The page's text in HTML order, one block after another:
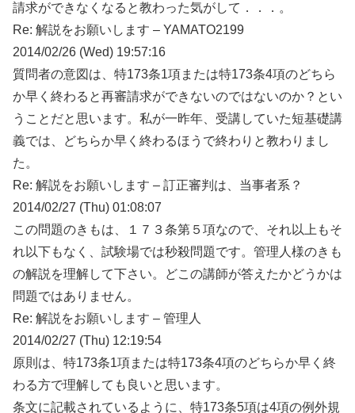
請求ができなくなると教わった気がして．．．。
Re: 解説をお願いします – YAMATO2199
2014/02/26 (Wed) 19:57:16
質問者の意図は、特173条1項または特173条4項のどちら
か早く終わると再審請求ができないのではないのか？とい
うことだと思います。私が一昨年、受講していた短基礎講
義では、どちらか早く終わるほうで終わりと教わりまし
た。
Re: 解説をお願いします – 訂正審判は、当事者系？
2014/02/27 (Thu) 01:08:07
この問題のきもは、１７３条第５項なので、それ以上もそ
れ以下もなく、試験場では秒殺問題です。管理人様のきも
の解説を理解して下さい。どこの講師が答えたかどうかは
問題ではありません。
Re: 解説をお願いします – 管理人
2014/02/27 (Thu) 12:19:54
原則は、特173条1項または特173条4項のどちらか早く終
わる方で理解しても良いと思います。
条文に記載されているように、特173条5項は4項の例外規